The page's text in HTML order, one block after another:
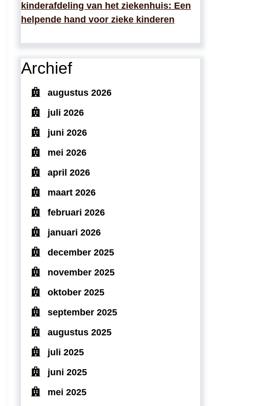
kinderafdeling van het ziekenhuis: Een
helpende hand voor zieke kinderen
Archief
augustus 2026
juli 2026
juni 2026
mei 2026
april 2026
maart 2026
februari 2026
januari 2026
december 2025
november 2025
oktober 2025
september 2025
augustus 2025
juli 2025
juni 2025
mei 2025